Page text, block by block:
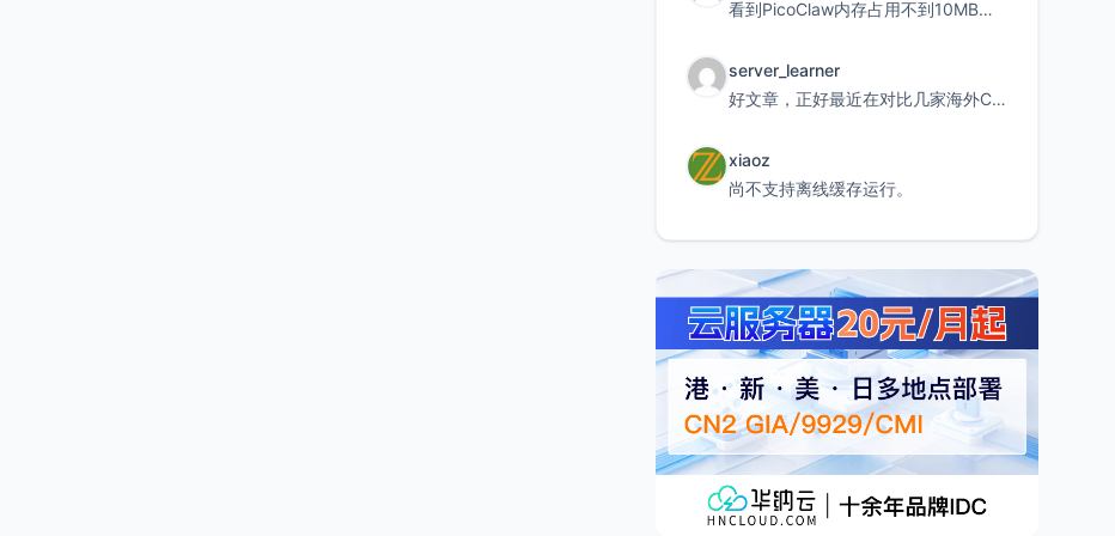
看到PicoClaw内存占用不到10MB这个数据真的很惊喜，确实很适合我这种想用旧设备折腾AI的小白
server_learner
好文章，正好最近在对比几家海外CDN。文中提到CF免费版不支持自定义回源端口和HOST这个痛点太真实
xiaoz
尚不支持离线缓存运行。